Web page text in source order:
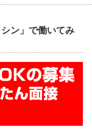
ン」で働いてみ